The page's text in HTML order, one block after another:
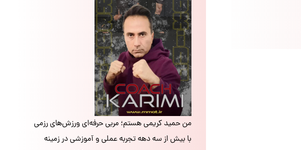
من حمید کریمی هستم؛ مربی حرفه‌ای ورزش‌های رزمی
با بیش از سه دهه تجربه عملی و آموزشی در زمینه